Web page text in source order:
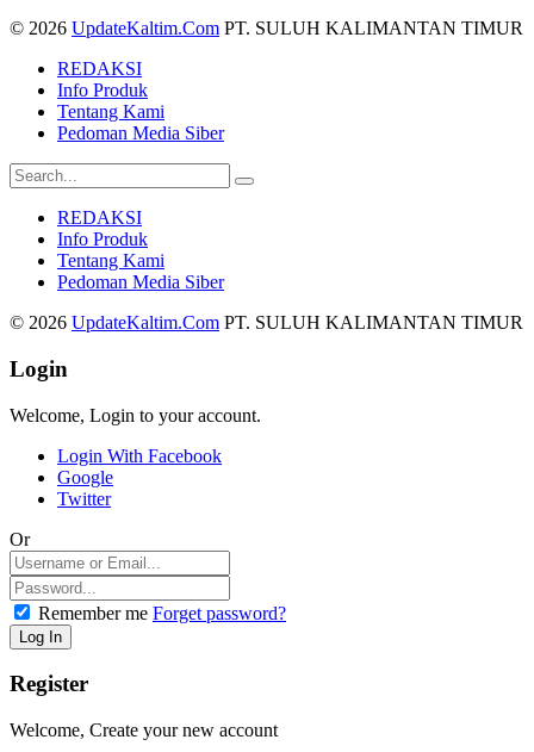
© 2026 UpdateKaltim.Com PT. SULUH KALIMANTAN TIMUR
REDAKSI
Info Produk
Tentang Kami
Pedoman Media Siber
REDAKSI
Info Produk
Tentang Kami
Pedoman Media Siber
© 2026 UpdateKaltim.Com PT. SULUH KALIMANTAN TIMUR
Login
Welcome, Login to your account.
Login With Facebook
Google
Twitter
Or
Remember me Forget password?
Register
Welcome, Create your new account